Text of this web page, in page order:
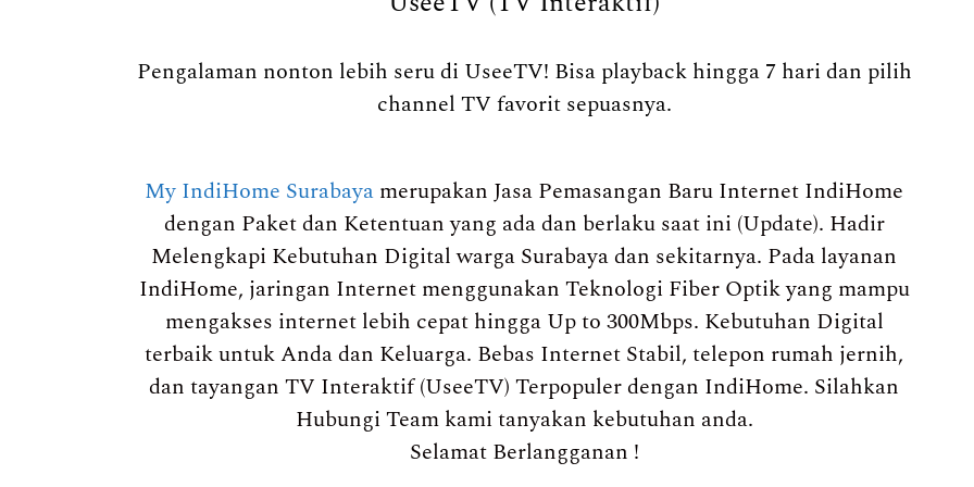
Pengalaman nonton lebih seru di UseeTV! Bisa playback hingga 7 hari dan pilih
channel TV favorit sepuasnya.
My IndiHome Surabaya merupakan Jasa Pemasangan Baru Internet IndiHome
dengan Paket dan Ketentuan yang ada dan berlaku saat ini (Update). Hadir
Melengkapi Kebutuhan Digital warga Surabaya dan sekitarnya. Pada layanan
IndiHome, jaringan Internet menggunakan Teknologi Fiber Optik yang mampu
mengakses internet lebih cepat hingga Up to 300Mbps. Kebutuhan Digital
terbaik untuk Anda dan Keluarga. Bebas Internet Stabil, telepon rumah jernih,
dan tayangan TV Interaktif (UseeTV) Terpopuler dengan IndiHome. Silahkan
Hubungi Team kami tanyakan kebutuhan anda.
Selamat Berlangganan !